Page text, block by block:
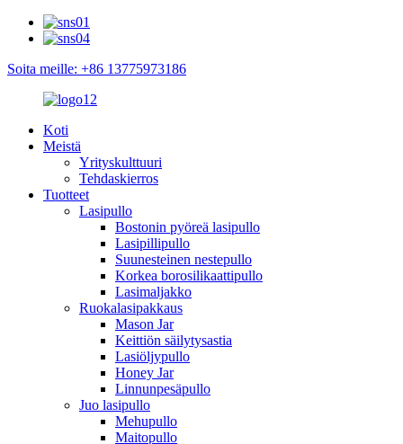
Soita meille: +86 13775973186
Koti
Meistä
Yrityskulttuuri
Tehdaskierros
Tuotteet
Lasipullo
Bostonin pyöreä lasipullo
Lasipillipullo
Suunesteinen nestepullo
Korkea borosilikaattipullo
Lasimaljakko
Ruokalasipakkaus
Mason Jar
Keittiön säilytysastia
Lasiöljypullo
Honey Jar
Linnunpesäpullo
Juo lasipullo
Mehupullo
Maitopullo